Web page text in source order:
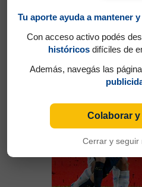
Boca 0 - Newell´s 1
17/08/2014
Tu aporte ayuda a mantener
Con acceso activo podés
históricos difíciles de
Además, navegás las
Colaborar
Cerrar y seguir